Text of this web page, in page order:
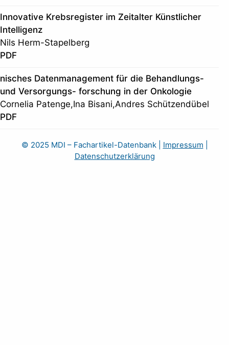
Innovative Krebsregister im Zeitalter Künstlicher
Intelligenz
Nils Herm-Stapelberg
PDF
nisches Datenmanagement für die Behandlungs-
und Versorgungs- forschung in der Onkologie
Cornelia Patenge,Ina Bisani,Andres Schützendübel
PDF
© 2025 MDI – Fachartikel-Datenbank| Impressum
Datenschutzerklärung